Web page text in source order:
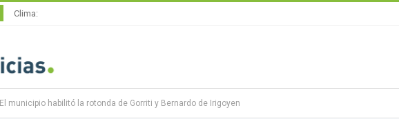
Clima:
El municipio habilitó la rotonda de Gorriti y Bernardo de Irigoyen